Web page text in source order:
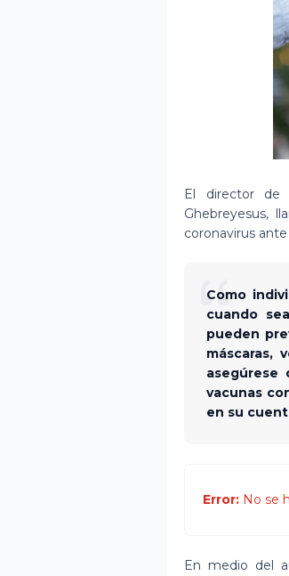
El director de
Ghebreyesus,
coronavirus
Como
cuando
pueden
máscaras,
vacunas
en su
Error: No se
En medio del